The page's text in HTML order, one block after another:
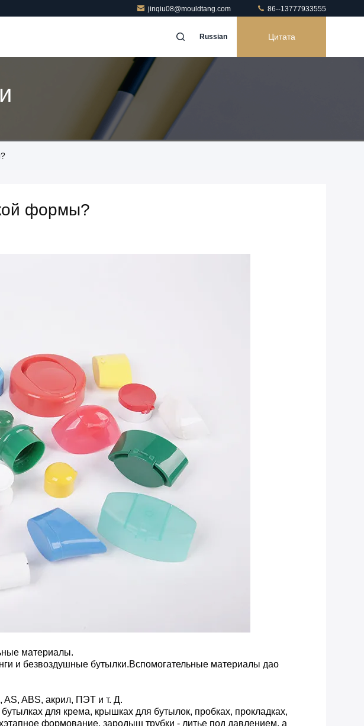
jinqiu08@mouldtang.com 86--13777933555
Russian Цитата
формы?
материалы.
и безвоздушные бутылки.Вспомогательные материалы дао
AS, ABS, акрил, ПЭТ и т. Д.
для крема, крышках для бутылок, пробках, прокладках,
формование, зародыш трубки - литье под давлением, а